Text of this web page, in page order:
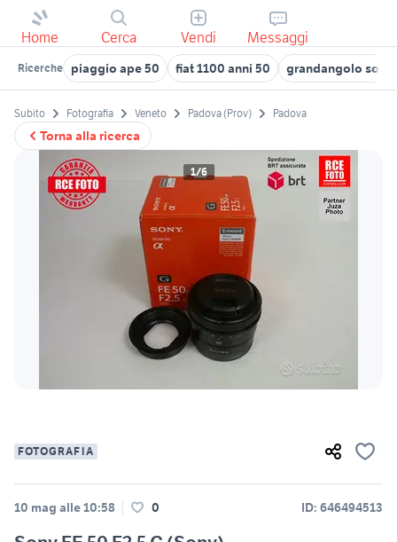
Home Cerca Vendi Messaggi
Ricerche piaggio ape 50 fiat 1100 anni 50 grandangolo sony
Torna alla ricerca
Subito Fotografia Veneto Padova (Prov) Padova
1/6
FOTOGRAFIA
10 mag alle 10:58 0 ID: 646494513